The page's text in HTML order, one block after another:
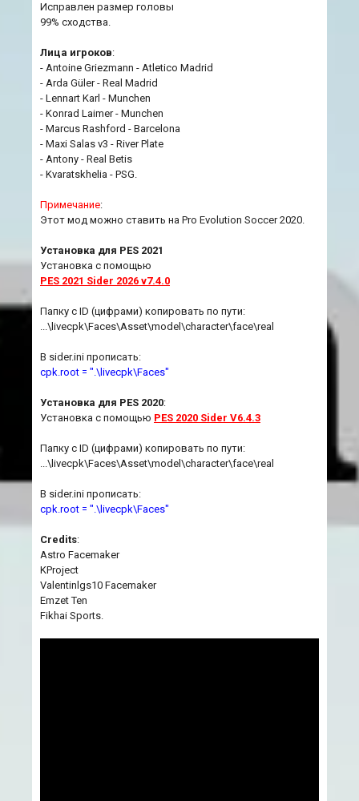
Исправлен размер головы
99% сходства.
Лица игроков:
- Antoine Griezmann - Atletico Madrid
- Arda Güler - Real Madrid
- Lennart Karl - Munchen
- Konrad Laimer - Munchen
- Marcus Rashford - Barcelona
- Maxi Salas v3 - River Plate
- Antony - Real Betis
- Kvaratskhelia - PSG.
Примечание:
Этот мод можно ставить на Pro Evolution Soccer 2020.
Установка для PES 2021
Установка с помощью
PES 2021 Sider 2026 v7.4.0
Папку с ID (цифрами) копировать по пути:
...\livecpk\Faces\Asset\model\character\face\real
В sider.ini прописать:
cpk.root = ".\livecpk\Faces"
Установка для PES 2020:
Установка с помощью PES 2020 Sider V6.4.3
Папку с ID (цифрами) копировать по пути:
...\livecpk\Faces\Asset\model\character\face\real
В sider.ini прописать:
cpk.root = ".\livecpk\Faces"
Credits:
Astro Facemaker
KProject
Valentinlgs10 Facemaker
Emzet Ten
Fikhai Sports.